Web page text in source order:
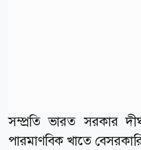
সম্প্রতি ভারত সরকার
পারমাণবিক খাতে